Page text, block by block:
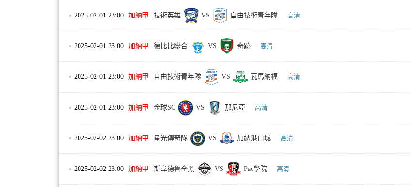
• 2025-02-01 23:00 加納甲 技術英雄 VS 自由技術青年隊 高清
• 2025-02-01 23:00 加納甲 德比比聯合 VS 奇跡 高清
• 2025-02-01 23:00 加納甲 自由技術青年隊 VS 瓦馬納福 高清
• 2025-02-01 23:00 加納甲 金球SC VS 那尼亞 高清
• 2025-02-02 23:00 加納甲 星光傳奇隊 VS 加納港口城 高清
• 2025-02-02 23:00 加納甲 斯韋德魯全黑 VS Pac學院 高清